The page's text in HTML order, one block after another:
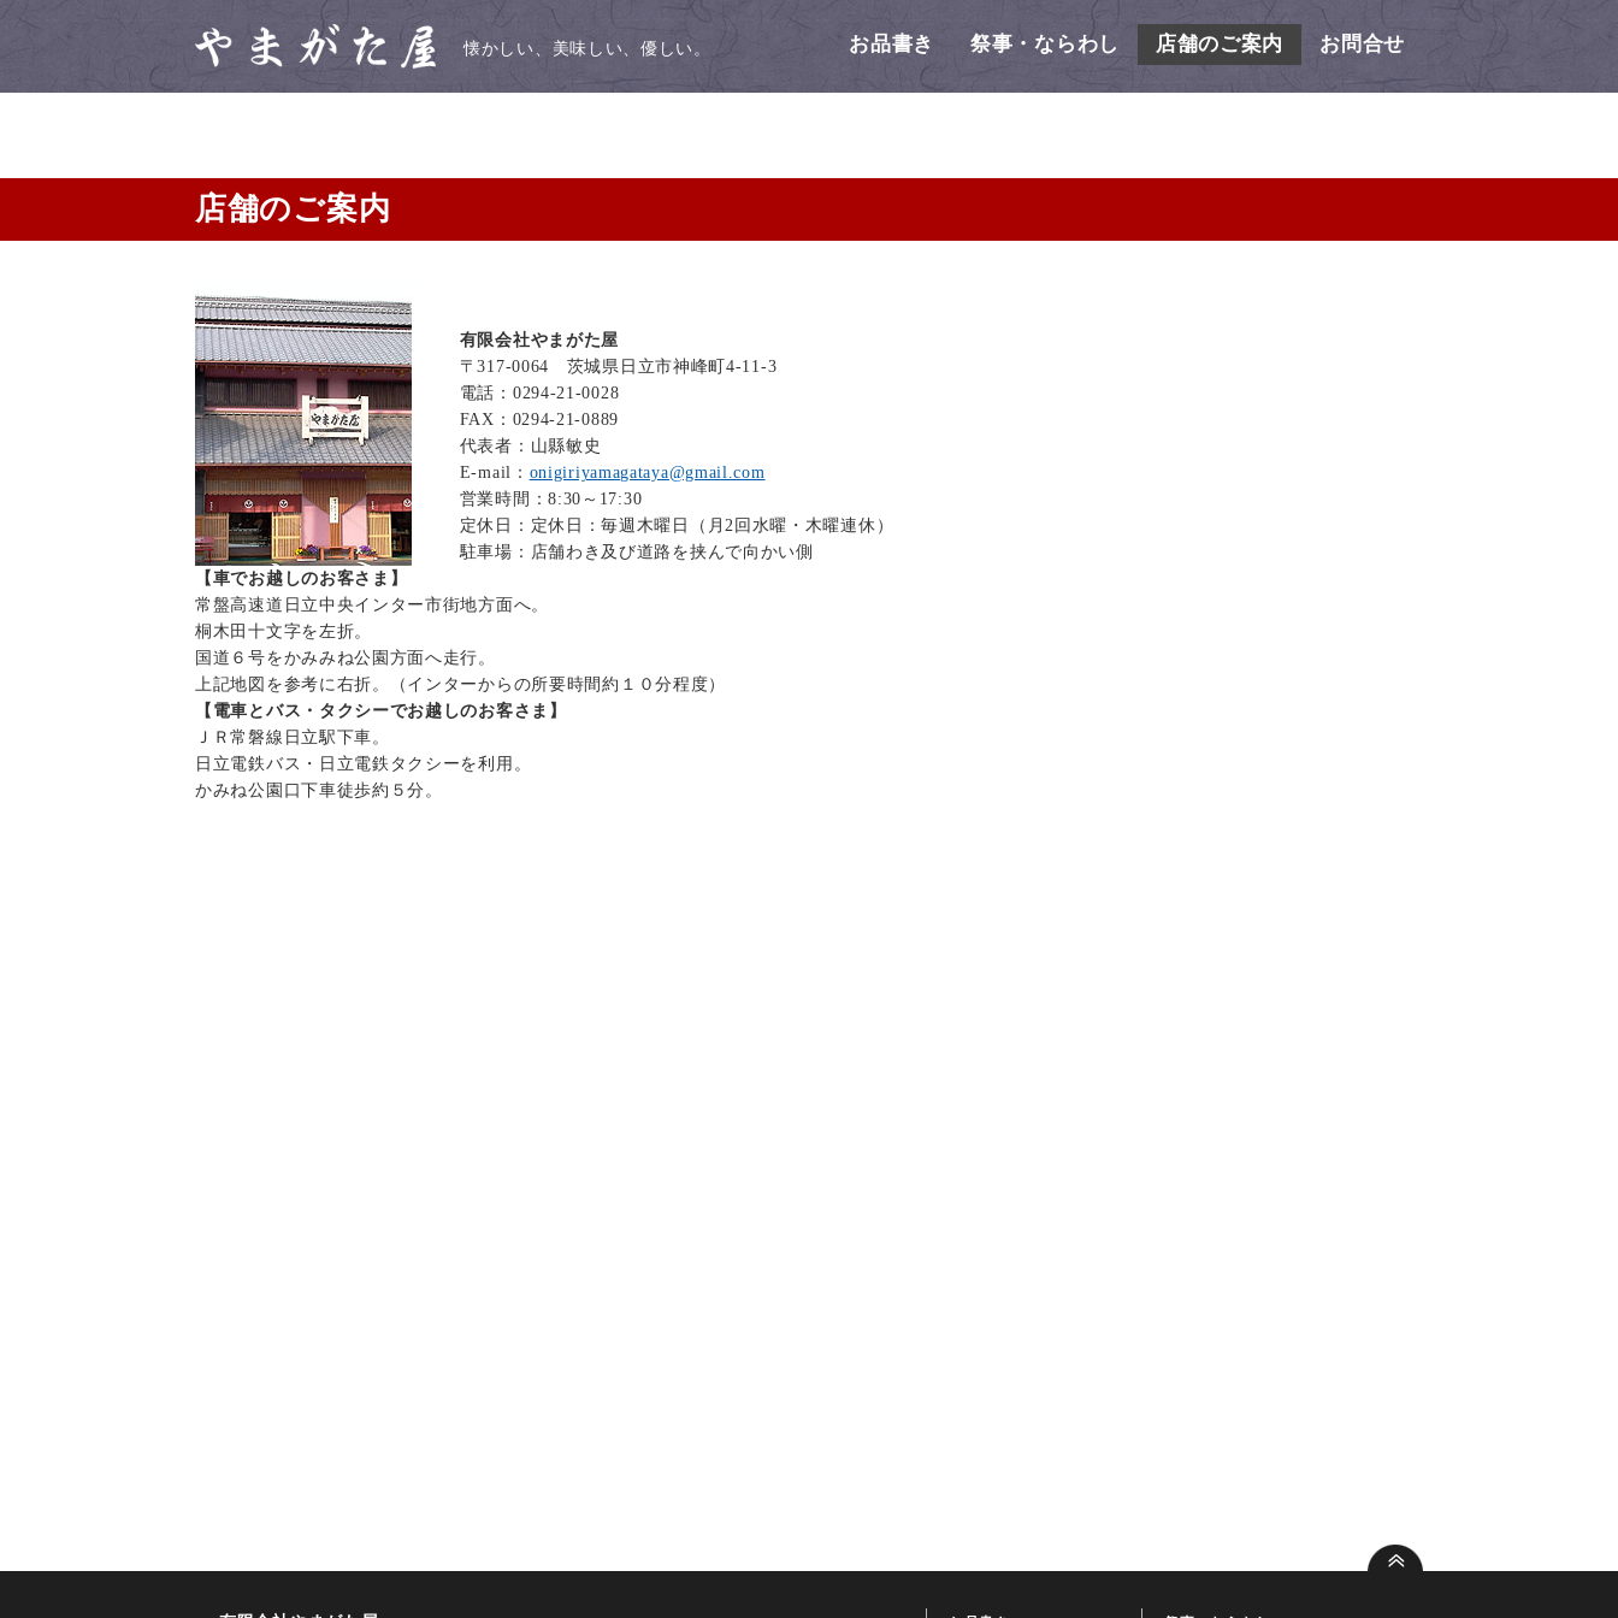
懐かしい、美味しい、優しい。 お品書き 祭事・ならわし 店舗のご案内 お問合せ
店舗のご案内
有限会社やまがた屋
〒317-0064 茨城県日立市神峰町4-11-3
電話：0294-21-0028
FAX：0294-21-0889
代表者：山縣敏史
E-mail： onigiriyamagataya@gmail.com
営業時間：8:30～17:30
定休日：定休日：毎週木曜日（月2回水曜・木曜連休）
駐車場：店舗わき及び道路を挟んで向かい側
【車でお越しのお客さま】
常盤高速道日立中央インター市街地方面へ。
桐木田十文字を左折。
国道６号をかみみね公園方面へ走行。
上記地図を参考に右折。（インターからの所要時間約１０分程度）
【電車とバス・タクシーでお越しのお客さま】
ＪＲ常磐線日立駅下車。
日立電鉄バス・日立電鉄タクシーを利用。
かみね公園口下車徒歩約５分。